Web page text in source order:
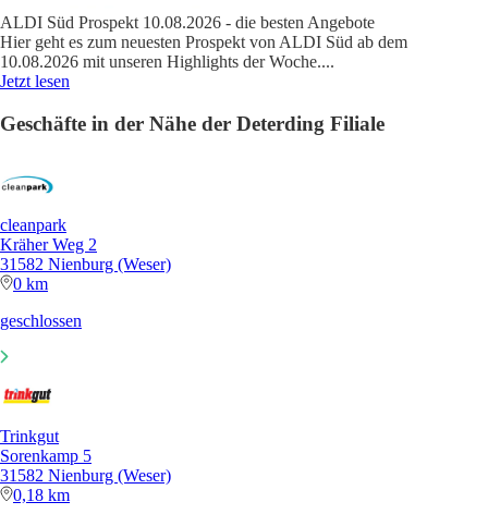
ALDI Süd Prospekt 10.08.2026 - die besten Angebote
Hier geht es zum neuesten Prospekt von ALDI Süd ab dem
10.08.2026 mit unseren Highlights der Woche....
Jetzt lesen
Geschäfte in der Nähe der Deterding Filiale
cleanpark
Kräher Weg 2
31582 Nienburg (Weser)
0 km
geschlossen
Trinkgut
Sorenkamp 5
31582 Nienburg (Weser)
0,18 km